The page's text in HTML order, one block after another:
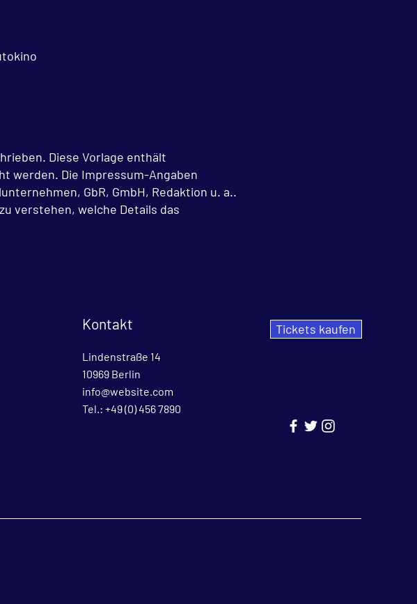
Diese Vorlage enthält
werden. Die Impressum-Angaben
GbR, GmbH, Redaktion u. a..
verstehen, welche Details das
Kontakt
Lindenstraße 14
10969 Berlin
info@website.com
Tel.: +49 (0) 456 7890
Tickets kaufen